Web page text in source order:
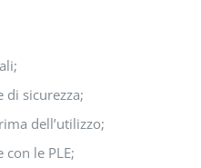
di sicurezza;
dell’utilizzo;
le PLE;